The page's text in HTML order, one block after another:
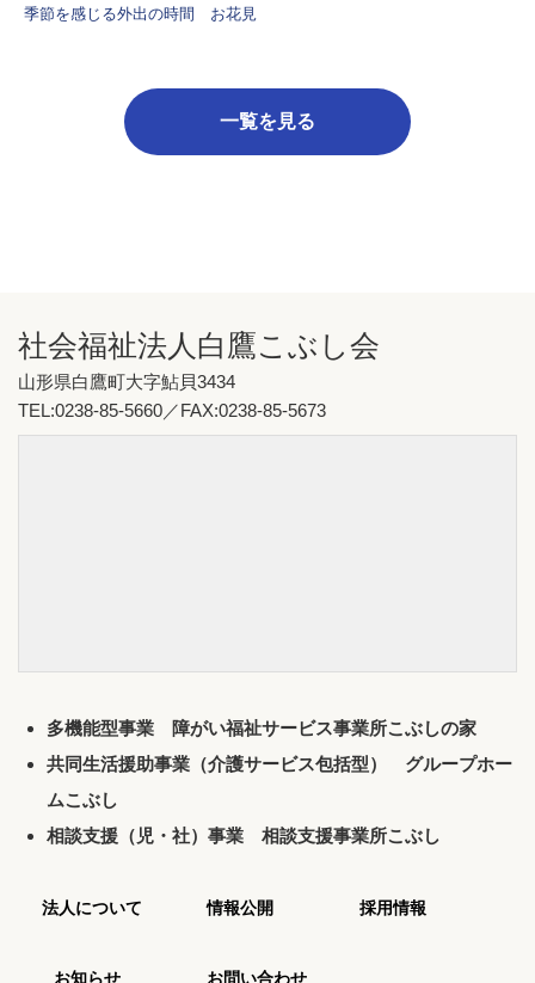
季節を感じる外出の時間 お花見
一覧を見る
社会福祉法人白鷹こぶし会
山形県白鷹町大字鮎貝3434
TEL:0238-85-5660／FAX:0238-85-5673
多機能型事業 障がい福祉サービス事業所こぶしの家
共同生活援助事業（介護サービス包括型） グループホー
ムこぶし
相談支援（児・社）事業 相談支援事業所こぶし
法人について 情報公開 採用情報
お知らせ お問い合わせ